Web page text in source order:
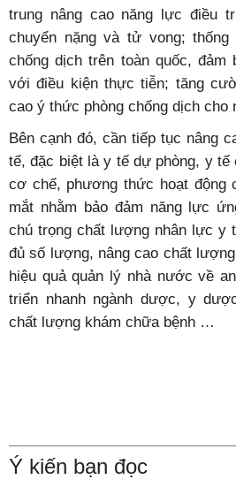
trung nâng cao năng lực điều
chuyển nặng và tử vong; thống
chống dịch trên toàn quốc, đảm
với điều kiện thực tiễn; tăng
cao ý thức phòng chống dịch
Bên cạnh đó, cần tiếp tục nâng
tế, đặc biệt là y tế dự phòng, y
cơ chế, phương thức hoạt động
mắt nhằm bảo đảm năng lực
chú trọng chất lượng nhân lực y
đủ số lượng, nâng cao chất
hiệu quả quản lý nhà nước về
triển nhanh ngành dược, y
chất lượng khám chữa bệnh …
Ý kiến bạn đọc